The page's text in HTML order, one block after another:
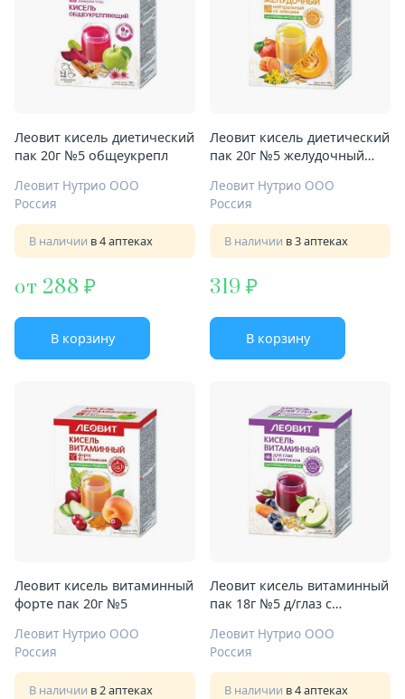
Леовит кисель диетический
пак 20г №5 общеукрепл
Леовит Нутрио ООО
Россия
В наличии в 4 аптеках
от 288
В корзину
Леовит кисель диетический
пак 20г №5 желудочный
Леовит Нутрио ООО
Россия
В наличии в 3 аптеках
319
В корзину
Леовит кисель витаминный
форте пак 20г №5
Леовит Нутрио ООО
Россия
В наличии в 2 аптеках
Леовит кисель витаминный
пак 18г №5 д/глаз с
Леовит Нутрио ООО
Россия
В наличии в 4 аптеках